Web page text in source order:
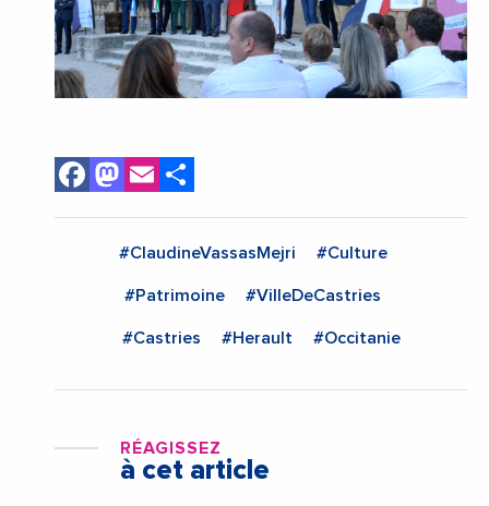
Facebook
Mastodon
Email
#ClaudineVassasMejri #Culture
#Patrimoine #VilleDeCastries
#Castries #Herault #Occitanie
RÉAGISSEZ
à cet article